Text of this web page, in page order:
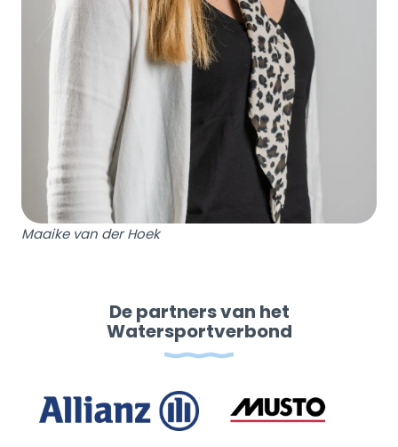
Maaike van der Hoek
De partners van het
Watersportverbond